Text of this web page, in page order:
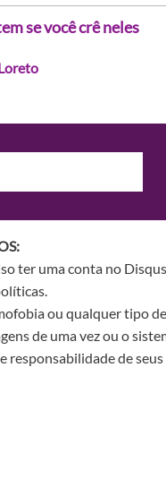
se você crê neles
ter uma conta no
ou qualquer tipo
de uma vez ou o
responsabilidade de